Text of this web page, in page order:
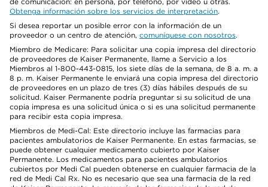
Obtenga información sobre los servicios de interpretación.
Si desea reportar un posible error con la información de un
proveedor o un centro de atención, comuníquese con nosotros.
Miembro de Medicare: Para solicitar una copia impresa del directorio
de proveedores de Kaiser Permanente, llame a Servicio a los
Miembros al 1-800-443-0815, los siete días de la semana, de 8 a. m. a
8 p. m. Kaiser Permanente le enviará una copia impresa del directorio
de proveedores en un plazo de tres (3) días hábiles después de su
solicitud. Kaiser Permanente podría preguntar si su solicitud de una
copia impresa es una solicitud única o si es una solicitud permanente
para recibir esta copia impresa.
Miembros de Medi-Cal: Este directorio incluye las farmacias para
pacientes ambulatorios de Kaiser Permanente. En estas farmacias, se
puede obtener cualquier medicamento cubierto por Kaiser
Permanente. Los medicamentos para pacientes ambulatorios
cubiertos por Medi Cal pueden obtenerse en cualquier farmacia de la
red de Medi Cal Rx. No es necesario que sea una farmacia de la red